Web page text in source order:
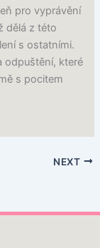
pro vyprávění
dělá z této
s ostatními.
odpuštění, které
s pocitem
NEXT